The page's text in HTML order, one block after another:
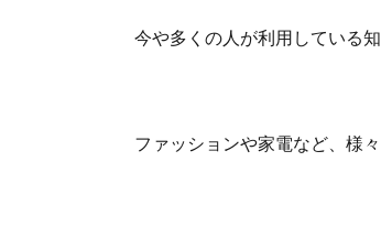
今や多くの人が利用している
ファッションや家電など、様